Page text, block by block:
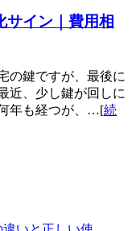
サイン｜費用相
の鍵ですが、最後に
近、少し鍵が回しに
年も経つが、…[続